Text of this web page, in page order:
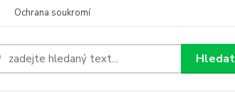
Ochrana soukromí
Hledat